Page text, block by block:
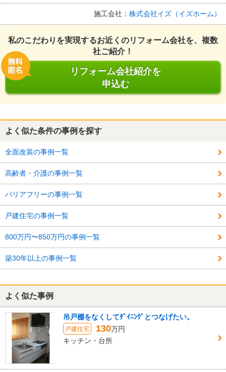
施工会社： 株式会社イズ（イズホーム）
私のこだわりを実現するお近くのリフォーム会社を、複数
社ご紹介！
リフォーム会社紹介を
申込む
よく似た条件の事例を探す
全面改装の事例一覧
高齢者・介護の事例一覧
バリアフリーの事例一覧
戸建住宅の事例一覧
800万円〜850万円の事例一覧
築30年以上の事例一覧
よく似た事例
吊戸棚をなくしてﾀﾞｲﾆﾝｸﾞとつなげたい。
戸建住宅 130万円
キッチン・台所